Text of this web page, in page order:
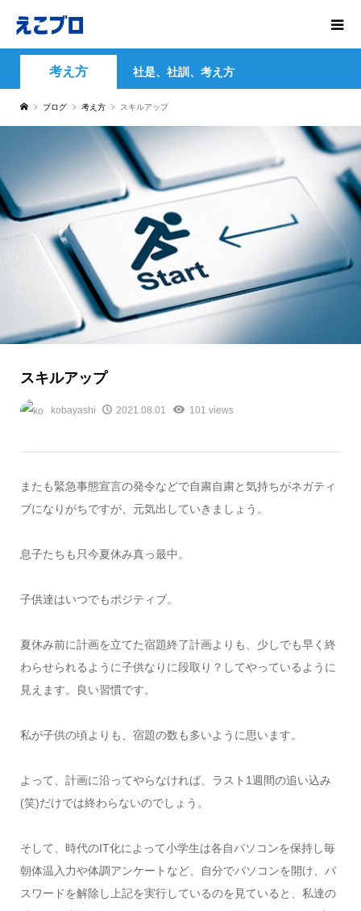
考え方 社是、社訓、考え方
ブログ 考え方 スキルアップ
スキルアップ
kobayashi 2021.08.01 101 views
またも緊急事態宣言の発令などで自粛自粛と気持ちがネガティ
ブになりがちですが、元気出していきましょう。
息子たちも只今夏休み真っ最中。
子供達はいつでもポジティブ。
夏休み前に計画を立てた宿題終了計画よりも、少しでも早く終
わらせられるように子供なりに段取り？してやっているように
見えます。良い習慣です。
私が子供の頃よりも、宿題の数も多いように思います。
よって、計画に沿ってやらなければ、ラスト1週間の追い込み
(笑)だけでは終わらないのでしょう。
そして、時代のIT化によって小学生は各自パソコンを保持し毎
朝体温入力や体調アンケートなど、自分でパソコンを開け、パ
スワードを解除し上記を実行しているのを見ていると、私達の